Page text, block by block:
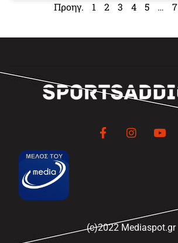
Προηγ. 1 2 3 4 5 … 7
(c)2022 Mediaspot.gr